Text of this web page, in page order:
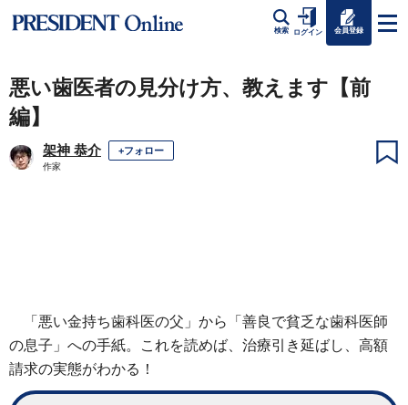
検索 ログイン 会員登録
悪い歯医者の見分け方、教えます【前
編】
架神 恭介 +フォロー
作家
「悪い金持ち歯科医の父」から「善良で貧乏な歯科医師
の息子」への手紙。これを読めば、治療引き延ばし、高額
請求の実態がわかる！